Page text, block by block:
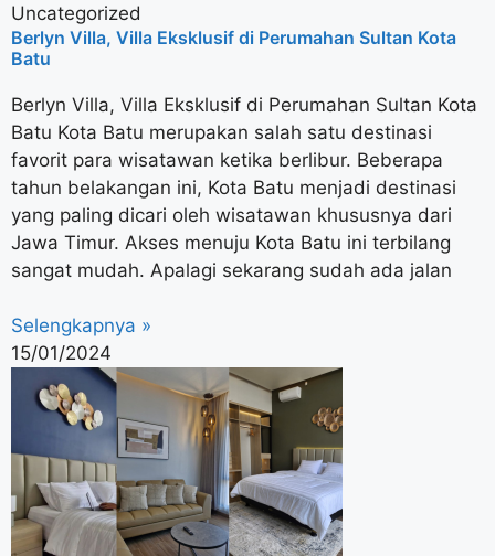
Uncategorized
Berlyn Villa, Villa Eksklusif di Perumahan Sultan Kota
Batu
Berlyn Villa, Villa Eksklusif di Perumahan Sultan Kota
Batu Kota Batu merupakan salah satu destinasi
favorit para wisatawan ketika berlibur. Beberapa
tahun belakangan ini, Kota Batu menjadi destinasi
yang paling dicari oleh wisatawan khususnya dari
Jawa Timur. Akses menuju Kota Batu ini terbilang
sangat mudah. Apalagi sekarang sudah ada jalan
Selengkapnya »
15/01/2024